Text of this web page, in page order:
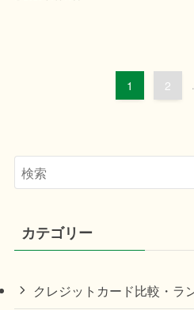
1 2
カテゴリー
クレジットカード比較・ラ